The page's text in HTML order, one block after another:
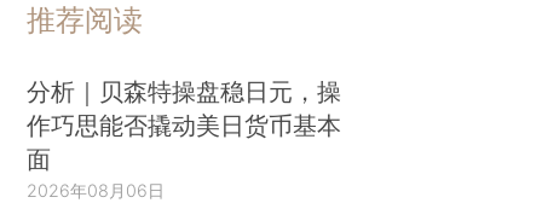
推荐阅读
分析｜贝森特操盘稳日元，操
作巧思能否撬动美日货币基本
面
2026年08月06日